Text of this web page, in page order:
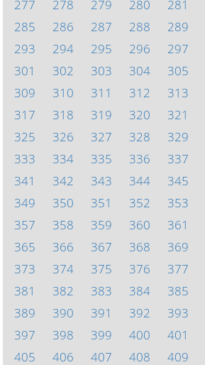
277
278 279 280 281
285
286 287 288 289
293
294 295 296 297
301
302 303 304 305
309
310 311 312 313
317
318 319 320 321
325
326 327 328 329
333
334 335 336 337
341
342 343 344 345
349
350 351 352 353
357
358 359 360 361
365
366 367 368 369
373
374 375 376 377
381
382 383 384 385
389
390 391 392 393
397
398 399 400 401
405
406 407 408 409